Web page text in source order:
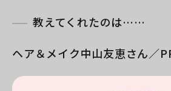
教えてくれたのは……
ヘア＆メイク中山友恵さん／